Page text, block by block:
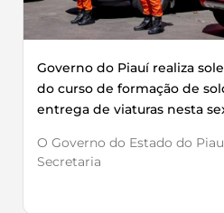
Governo do Piauí realiza
do curso de formação de
entrega de viaturas nesta
O Governo do Estado do
Secretaria